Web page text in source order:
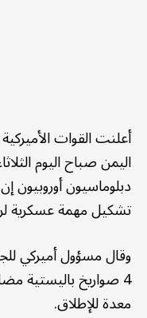
أعلنت القوات
اليمن صباح اليوم
دبلوماسيون أوروبيون
تشكيل مهمة عسكرية
وقال مسؤول أميركي
4 صواريخ باليستية
معدة للإطلاق.